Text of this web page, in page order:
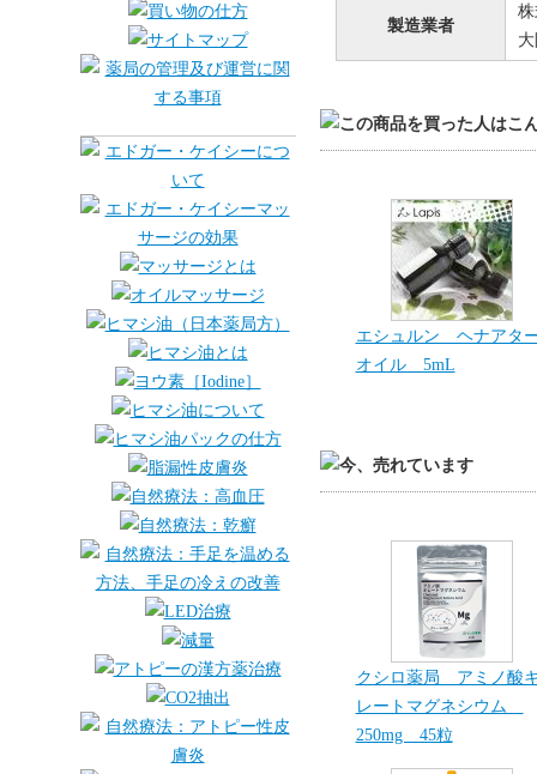
製造業者
エシュルン ヘナアタ
オイル 5mL
クシロ薬局 アミノ酸
レートマグネシウム
250mg 45粒